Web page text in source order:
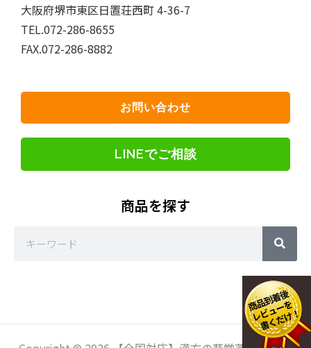
大阪府堺市東区日置荘西町 4-36-7
TEL.072-286-8655
FAX.072-286-8882
お問い合わせ
LINEでご相談
商品を探す